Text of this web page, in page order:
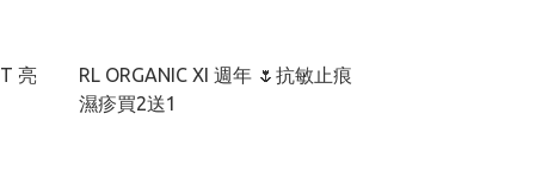
RL ORGANIC XI 週年 🌷抗敏止痕
濕疹買2送1